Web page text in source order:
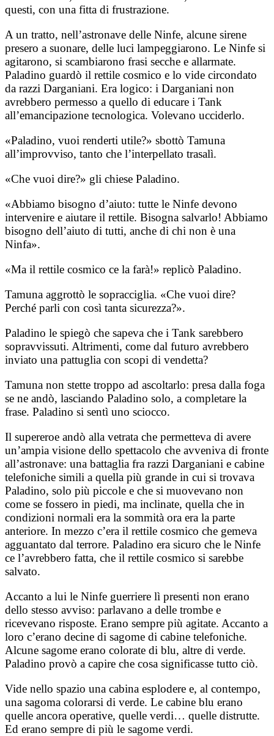
questi, con una fitta di frustrazione.
A un tratto, nell’astronave delle Ninfe, alcune sirene
presero a suonare, delle luci lampeggiarono. Le Ninfe si
agitarono, si scambiarono frasi secche e allarmate.
Paladino guardò il rettile cosmico e lo vide circondato
da razzi Darganiani. Era logico: i Darganiani non
avrebbero permesso a quello di educare i Tank
all’emancipazione tecnologica. Volevano ucciderlo.
«Paladino, vuoi renderti utile?» sbottò Tamuna
all’improvviso, tanto che l’interpellato trasalì.
«Che vuoi dire?» gli chiese Paladino.
«Abbiamo bisogno d’aiuto: tutte le Ninfe devono
intervenire e aiutare il rettile. Bisogna salvarlo! Abbiamo
bisogno dell’aiuto di tutti, anche di chi non è una
Ninfa».
«Ma il rettile cosmico ce la farà!» replicò Paladino.
Tamuna aggrottò le sopracciglia. «Che vuoi dire?
Perché parli con così tanta sicurezza?».
Paladino le spiegò che sapeva che i Tank sarebbero
sopravvissuti. Altrimenti, come dal futuro avrebbero
inviato una pattuglia con scopi di vendetta?
Tamuna non stette troppo ad ascoltarlo: presa dalla foga
se ne andò, lasciando Paladino solo, a completare la
frase. Paladino si sentì uno sciocco.
Il supereroe andò alla vetrata che permetteva di avere
un’ampia visione dello spettacolo che avveniva di fronte
all’astronave: una battaglia fra razzi Darganiani e cabine
telefoniche simili a quella più grande in cui si trovava
Paladino, solo più piccole e che si muovevano non
come se fossero in piedi, ma inclinate, quella che in
condizioni normali era la sommità ora era la parte
anteriore. In mezzo c’era il rettile cosmico che gemeva
agguantato dal terrore. Paladino era sicuro che le Ninfe
ce l’avrebbero fatta, che il rettile cosmico si sarebbe
salvato.
Accanto a lui le Ninfe guerriere lì presenti non erano
dello stesso avviso: parlavano a delle trombe e
ricevevano risposte. Erano sempre più agitate. Accanto a
loro c’erano decine di sagome di cabine telefoniche.
Alcune sagome erano colorate di blu, altre di verde.
Paladino provò a capire che cosa significasse tutto ciò.
Vide nello spazio una cabina esplodere e, al contempo,
una sagoma colorarsi di verde. Le cabine blu erano
quelle ancora operative, quelle verdi… quelle distrutte.
Ed erano sempre di più le sagome verdi.